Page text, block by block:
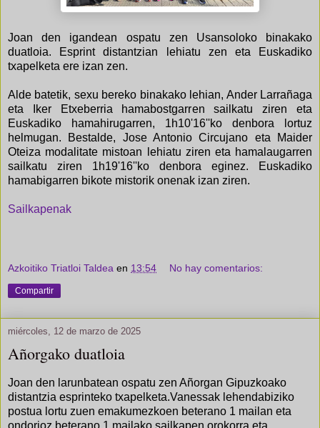
Joan den igandean ospatu zen Usansoloko binakako
duatloia. Esprint distantzian lehiatu zen eta Euskadiko
txapelketa ere izan zen.
Alde batetik, sexu bereko binakako lehian, Ander Larrañaga
eta Iker Etxeberria hamabostgarren sailkatu ziren eta
Euskadiko hamahirugarren, 1h10'16''ko denbora lortuz
helmugan. Bestalde, Jose Antonio Circujano eta Maider
Oteiza modalitate mistoan lehiatu ziren eta hamalaugarren
sailkatu ziren 1h19'16''ko denbora eginez. Euskadiko
hamabigarren bikote mistorik onenak izan ziren.
Sailkapenak
Azkoitiko Triatloi Taldea en 13:54 No hay comentarios:
Compartir
miércoles, 12 de marzo de 2025
Añorgako duatloia
Joan den larunbatean ospatu zen Añorgan Gipuzkoako
distantzia esprinteko txapelketa.Vanessak lehendabiziko
postua lortu zuen emakumezkoen beterano 1 mailan eta
ondorioz beterano 1 mailako sailkapen orokorra eta